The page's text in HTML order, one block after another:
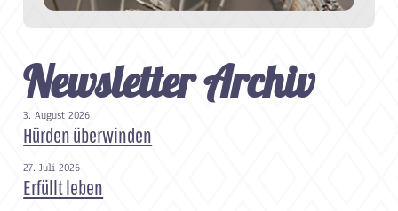
Newsletter Archiv
3. August 2026
Hürden überwinden
27. Juli 2026
Erfüllt leben